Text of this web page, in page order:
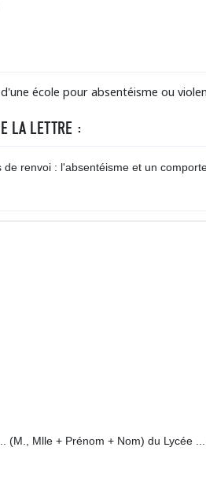
école pour absentéisme ou
LA LETTRE :
renvoi : l'absentéisme et un
Le ...
Mme,
+ VILLE/
(M., Mlle + Prénom + Nom) du Lycée